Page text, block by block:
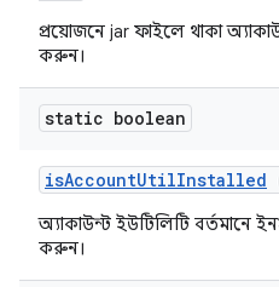
প্রয়োজনে jar ফাইলে থাকা
করুন।
static boolean
isAccountUtilInstalled
অ্যাকাউন্ট ইউটিলিটি বর্তমানে
করুন।